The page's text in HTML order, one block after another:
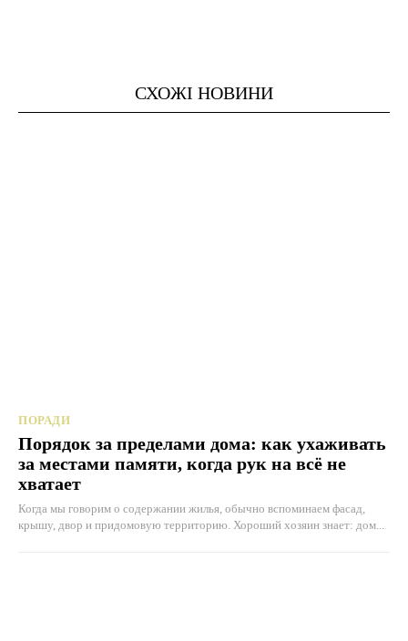
СХОЖІ НОВИНИ
ПОРАДИ
Порядок за пределами дома: как ухаживать
за местами памяти, когда рук на всё не
хватает
Когда мы говорим о содержании жилья, обычно вспоминаем фасад,
крышу, двор и придомовую территорию. Хороший хозяин знает: дом...